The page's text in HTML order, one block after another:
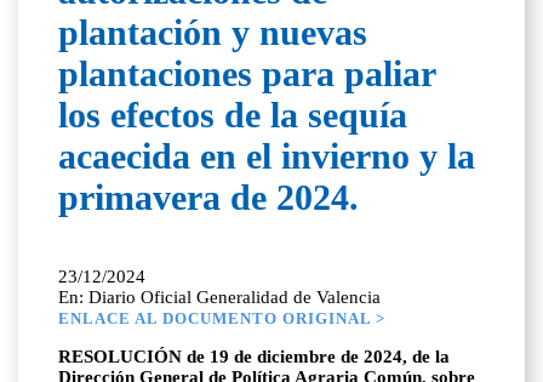
plantación y nuevas
plantaciones para paliar
los efectos de la sequía
acaecida en el invierno y la
primavera de 2024.
23/12/2024
En: Diario Oficial Generalidad de Valencia
ENLACE AL DOCUMENTO ORIGINAL >
RESOLUCIÓN de 19 de diciembre de 2024, de la
Dirección General de Política Agraria Común, sobre